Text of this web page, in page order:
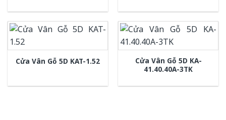
Cửa Vân Gỗ 5D KAT-1.52
Cửa Vân Gỗ 5D KA-
41.40.40A-3TK